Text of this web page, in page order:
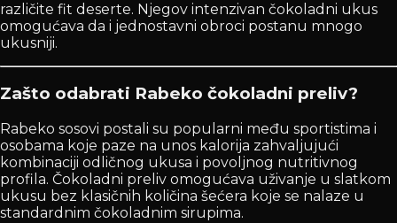
različite fit deserte. Njegov intenzivan čokoladni ukus
omogućava da i jednostavni obroci postanu mnogo
ukusniji.
Zašto odabrati Rabeko čokoladni preliv?
Rabeko sosovi postali su popularni među sportistima i
osobama koje paze na unos kalorija zahvaljujući
kombinaciji odličnog ukusa i povoljnog nutritivnog
profila. Čokoladni preliv omogućava uživanje u slatkom
ukusu bez klasičnih količina šećera koje se nalaze u
standardnim čokoladnim sirupima.